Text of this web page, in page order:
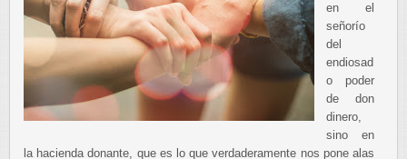
en el
señorío
del
endiosad
o poder
de don
dinero,
sino en
la hacienda donante, que es lo que verdaderamente nos pone alas